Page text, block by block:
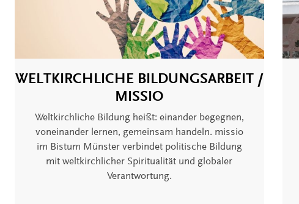
WELTKIRCHLICHE BILDUNGSARBEIT /
MISSIO
Weltkirchliche Bildung heißt: einander begegnen,
voneinander lernen, gemeinsam handeln. missio
im Bistum Münster verbindet politische Bildung
mit weltkirchlicher Spiritualität und globaler
Verantwortung.